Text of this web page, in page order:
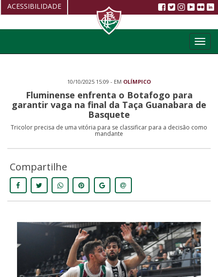
10/10/2025 15:09 - EM OLÍMPICO
Fluminense enfrenta o Botafogo para
garantir vaga na final da Taça Guanabara de
Basquete
Tricolor precisa de uma vitória para se classificar para a decisão como
mandante
Compartilhe
ACESSIBILIDADE